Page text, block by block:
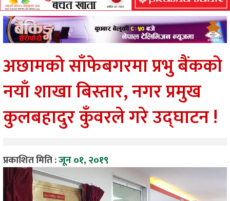
अछामको साँफेबगरमा प्रभु बैंकको
नयाँ शाखा बिस्तार, नगर प्रमुख
कुलबहादुर कुँवरले गरे उद्घाटन !
प्रकाशित मिति :जून ०१, २०१९